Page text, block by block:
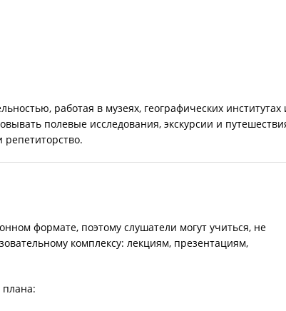
работая в музеях, географических институтах
полевые исследования, экскурсии и
репетиторство.
формате, поэтому слушатели могут учиться, не
комплексу: лекциям, презентациям,
плана: